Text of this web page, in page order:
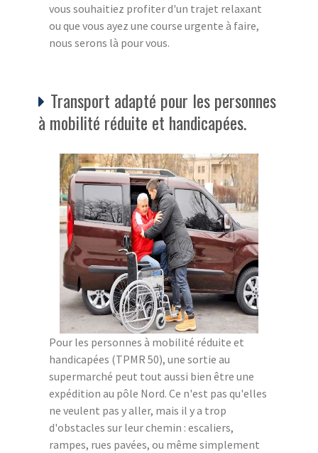
vous souhaitiez profiter d'un trajet relaxant
ou que vous ayez une course urgente à faire,
nous serons là pour vous.
Transport adapté pour les personnes
à mobilité réduite et handicapées.
Pour les personnes à mobilité réduite et
handicapées (TPMR 50), une sortie au
supermarché peut tout aussi bien être une
expédition au pôle Nord. Ce n'est pas qu'elles
ne veulent pas y aller, mais il y a trop
d'obstacles sur leur chemin : escaliers,
rampes, rues pavées, ou même simplement